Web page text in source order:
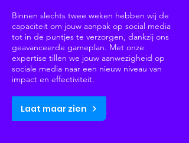
Binnen slechts twee weken hebben wij de
capaciteit om jouw aanpak op social media
tot in de puntjes te verzorgen, dankzij ons
geavanceerde gameplan. Met onze
expertise tillen we jouw aanwezigheid op
sociale media naar een nieuw niveau van
impact en effectiviteit.
Laat maar zien